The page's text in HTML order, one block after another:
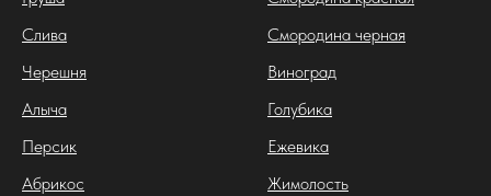
Слива
Черешня
Алыча
Персик
Абрикос
Смородина черная
Виноград
Голубика
Ежевика
Жимолость